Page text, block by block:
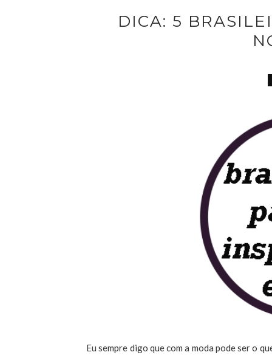
DICA: 5
Eu sempre digo que com a moda pode ser o